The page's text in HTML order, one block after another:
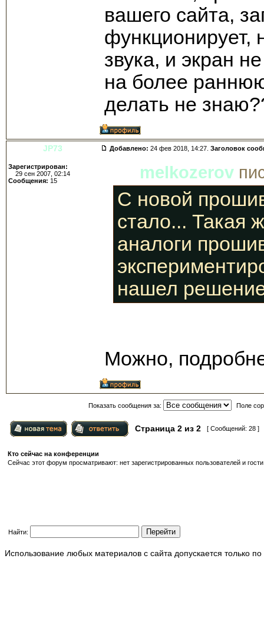
вашего сайта,
функционирует,
звука, и экран
на более
делать не
JP73 Добавлено: 24 фев 2018, 14:27. Заголовок
Зарегистрирован:
29 сен 2007, 02:14
Сообщения: 15 melkozerov
С новой
стало... Такая
аналоги
нашел
Можно,
Показать сообщения за: Поле
Страница 2 из 2 [ Сообщений: 28 ]
Кто сейчас на конференции
Сейчас этот форум просматривают: нет зарегистрированных пользователей и
Найти:
Использование любых материалов с сайта допускается только